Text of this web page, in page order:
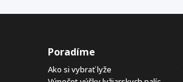
Poradíme
Ako si vybrať lyže